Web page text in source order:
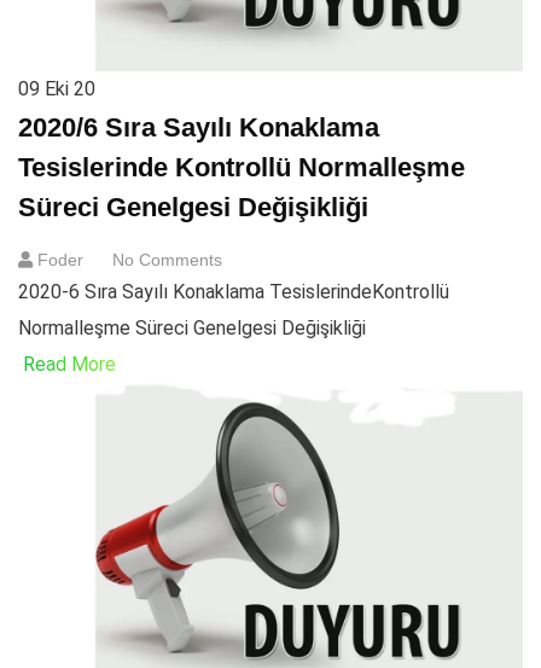
09 Eki 20
2020/6 Sıra Sayılı Konaklama
Tesislerinde Kontrollü Normalleşme
Süreci Genelgesi Değişikliği
Foder No Comments
2020-6 Sıra Sayılı Konaklama TesislerindeKontrollü
Normalleşme Süreci Genelgesi Değişikliği
Read More